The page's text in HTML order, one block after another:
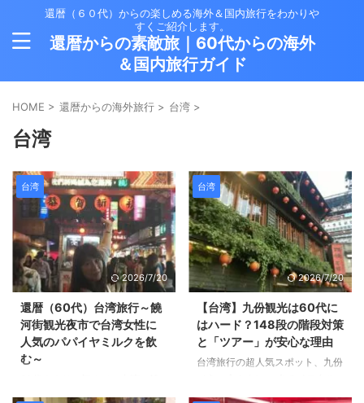
還暦（６０代）からの楽しめる海外＆国内旅行をわかりや
すくご紹介します。
還暦からの素敵旅｜60代からの海外
＆国内旅行ガイド
HOME > 還暦からの海外旅行 > 台湾 >
台湾
台湾
2026/7/20
還暦（60代）台湾旅行～饒
河街観光夜市で台湾女性に
人気のパパイヤミルクを飲
む～
河街観光夜市♪ 九份に行った後
台湾
2026/7/20
【台湾】九份観光は60代に
はハード？148段の階段対策
と「ツアー」が安心な理由
台湾旅行の超人気スポット、九份
ジックな赤い提灯の街並みは、一